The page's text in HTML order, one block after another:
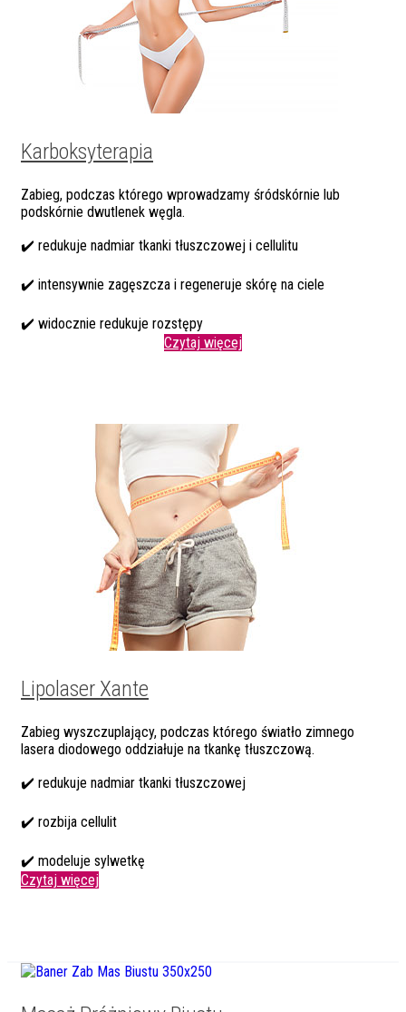
Karboksyterapia
Zabieg, podczas którego wprowadzamy śródskórnie lub
podskórnie dwutlenek węgla.
✔️ redukuje nadmiar tkanki tłuszczowej i cellulitu
✔️ intensywnie zagęszcza i regeneruje skórę na ciele
✔️ widocznie redukuje rozstępy
Czytaj więcej
Lipolaser Xante
Zabieg wyszczuplający, podczas którego światło zimnego
lasera diodowego oddziałuje na tkankę tłuszczową.
✔️ redukuje nadmiar tkanki tłuszczowej
✔️ rozbija cellulit
✔️ modeluje sylwetkę
Czytaj więcej